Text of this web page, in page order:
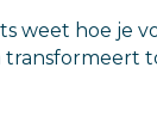
weet hoe je
transformeert
gebouw